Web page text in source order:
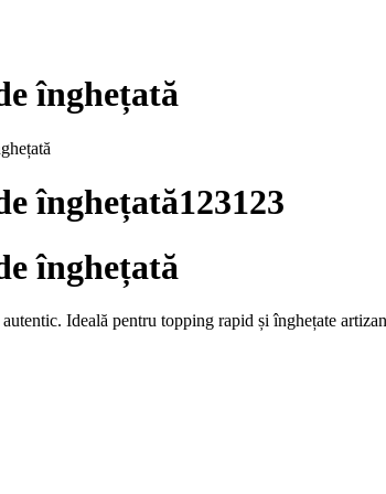
înghețată
înghețată123123
înghețată
Ideală pentru topping rapid și înghețate